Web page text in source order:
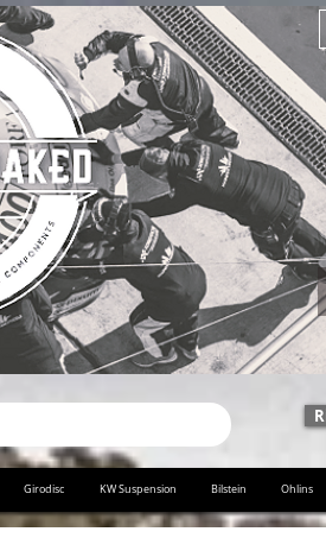
Girodisc KW Suspension Bilstein Ohlins